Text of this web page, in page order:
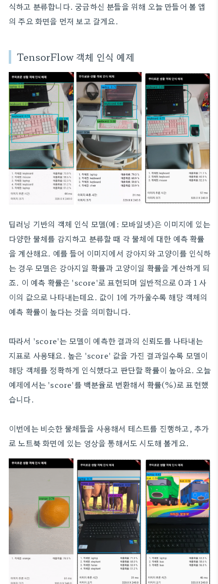
식하고 분류합니다. 궁금하신 분들을 위해 오늘 만들어 볼 앱
의 주요 화면을 먼저 보고 갈게요.
TensorFlow 객체 인식 예제
딥러닝 기반의 객체 인식 모델(예: 모바일넷)은 이미지에 있는
다양한 물체를 감지하고 분류할 때 각 물체에 대한 예측 확률
을 계산해요. 예를 들어 이미지에서 강아지와 고양이를 인식하
는 경우 모델은 강아지일 확률과 고양이일 확률을 계산하게 되
죠. 이 예측 확률은 'score'로 표현되며 일반적으로 0과 1 사
이의 값으로 나타내는데요. 값이 1에 가까울수록 해당 객체의
예측 확률이 높다는 것을 의미합니다.
따라서 'score'는 모델이 예측한 결과의 신뢰도를 나타내는
지표로 사용돼요. 높은 'score' 값을 가진 결과일수록 모델이
해당 객체를 정확하게 인식했다고 판단할 확률이 높아요. 오늘
예제에서는 'score'를 백분율로 변환해서 확률(%)로 표현했
습니다.
이번에는 비슷한 물체들을 사용해서 테스트를 진행하고, 추가
로 노트북 화면에 있는 영상을 통해서도 시도해 볼게요.